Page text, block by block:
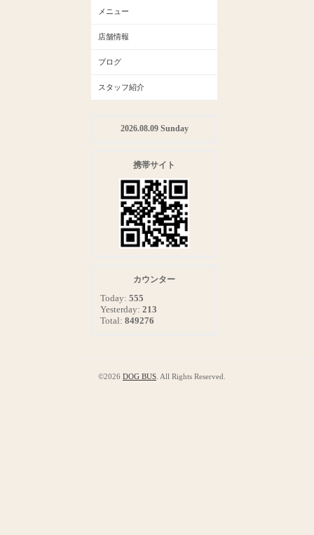
メニュー
店舗情報
ブログ
スタッフ紹介
2026.08.09 Sunday
携帯サイト
カウンター
Today: 555
Yesterday: 213
Total: 849276
©2026 DOG BUS . All Rights Reserved.